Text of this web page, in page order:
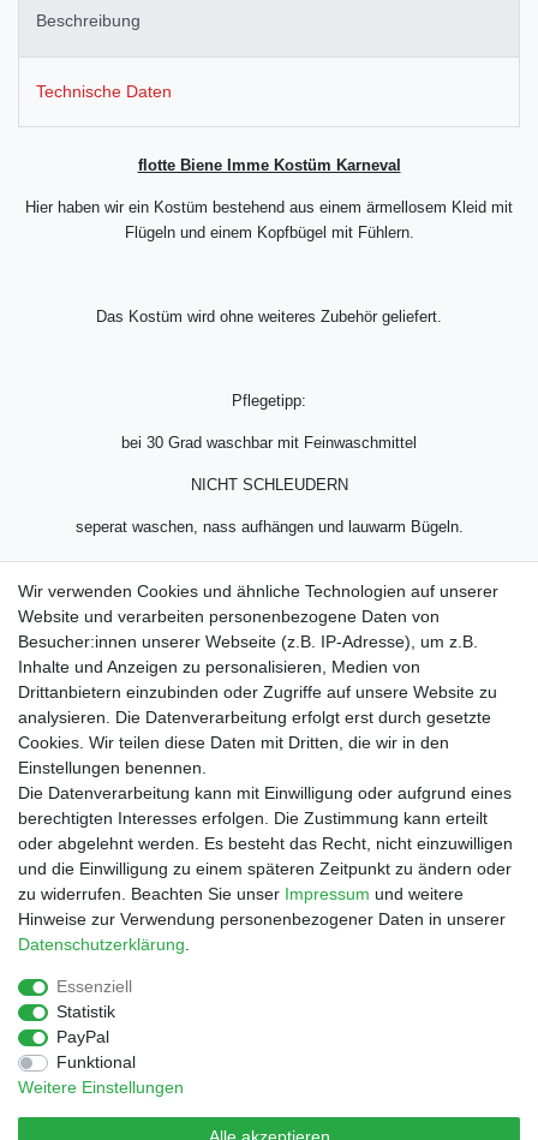
Beschreibung
Technische Daten
flotte Biene Imme Kostüm Karneval
Hier haben wir ein Kostüm bestehend aus einem ärmellosem Kleid mit
Flügeln und einem Kopfbügel mit Fühlern.
Das Kostüm wird ohne weiteres Zubehör geliefert.
Pflegetipp:
bei 30 Grad waschbar mit Feinwaschmittel
NICHT SCHLEUDERN
seperat waschen, nass aufhängen und lauwarm Bügeln.
68% Polyacryl, 17% Polyester, 15% Polypropylen
Shop
Zahlungs- und Versandbedingungen
Warenkorb
Kasse
Mein Konto
Kontakt
Facebook
Service
Impressum
Widerrufs­recht
Wir verwenden Cookies und ähnliche Technologien auf unserer
Website und verarbeiten personenbezogene Daten von
Besucher:innen unserer Webseite (z.B. IP-Adresse), um z.B.
Inhalte und Anzeigen zu personalisieren, Medien von
Drittanbietern einzubinden oder Zugriffe auf unsere Website zu
analysieren. Die Datenverarbeitung erfolgt erst durch gesetzte
Cookies. Wir teilen diese Daten mit Dritten, die wir in den
Einstellungen benennen.
Die Datenverarbeitung kann mit Einwilligung oder aufgrund eines
berechtigten Interesses erfolgen. Die Zustimmung kann erteilt
oder abgelehnt werden. Es besteht das Recht, nicht einzuwilligen
und die Einwilligung zu einem späteren Zeitpunkt zu ändern oder
zu widerrufen. Beachten Sie unser Impressum und weitere
Hinweise zur Verwendung personenbezogener Daten in unserer
Daten­schutz­erklärung
Essenziell
Statistik
PayPal
Funktional
Weitere Einstellungen